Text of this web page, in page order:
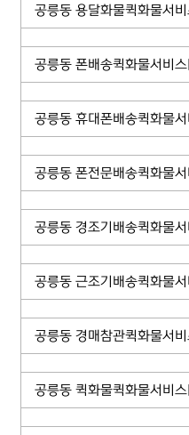
공릉동 용달화물퀵화물
공릉동 폰배송퀵화물서
공릉동 휴대폰배송퀵화
공릉동 폰전문배송퀵화
공릉동 경조기배송퀵화
공릉동 근조기배송퀵화
공릉동 경매참관퀵화물
공릉동 퀵화물퀵화물서